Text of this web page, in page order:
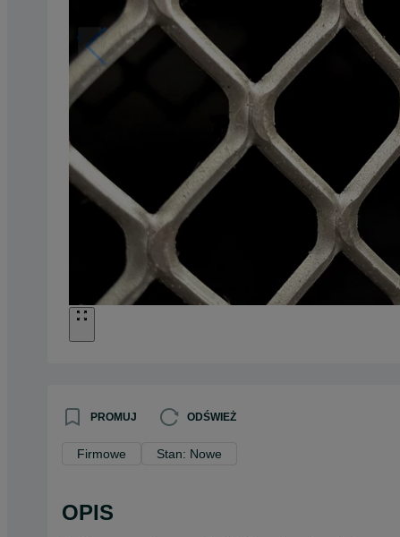
PROMUJ ODŚWIEŻ
Firmowe Stan: Nowe
OPIS